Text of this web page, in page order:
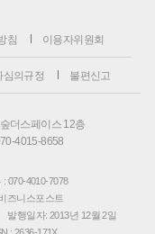
침 이용자위원회
심의규정 불편신고
더스페이스 12층
4015-8658
: 070-4010-7078
즈니스포스트
발행일자: 2013년 12월 2일